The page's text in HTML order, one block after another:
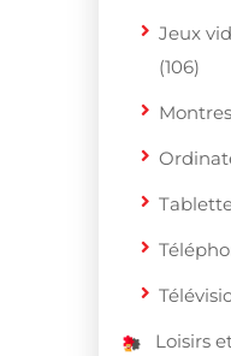
Jeux
(106)
Loisirs